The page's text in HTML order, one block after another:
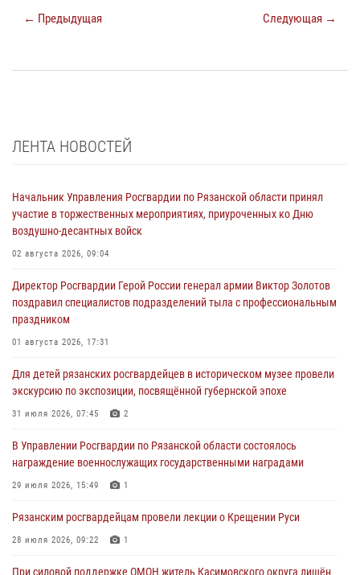
← Предыдущая Следующая →
ЛЕНТА НОВОСТЕЙ
Начальник Управления Росгвардии по Рязанской области принял
участие в торжественных мероприятиях, приуроченных ко Дню
воздушно-десантных войск
02 августа 2026, 09:04
Директор Росгвардии Герой России генерал армии Виктор Золотов
поздравил специалистов подразделений тыла с профессиональным
праздником
01 августа 2026, 17:31
Для детей рязанских росгвардейцев в историческом музее провели
экскурсию по экспозиции, посвящённой губернской эпохе
31 июля 2026, 07:45 2
В Управлении Росгвардии по Рязанской области состоялось
награждение военнослужащих государственными наградами
29 июля 2026, 15:49 1
Рязанским росгвардейцам провели лекции о Крещении Руси
28 июля 2026, 09:22 1
При силовой поддержке ОМОН житель Касимовского округа лишён